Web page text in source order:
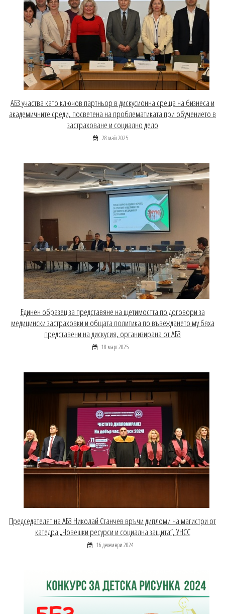
АБЗ участва като ключов партньор в дискусионна среща на бизнеса и
академичните среди, посветена на проблематиката при обучението в
застраховане и социално дело
28 май 2025
Единен образец за представяне на щетимостта по договори за
медицински застраховки и общата политика по въвеждането му бяха
представени на дискусия, организирана от АБЗ
18 март 2025
Председателят на АБЗ Николай Станчев връчи дипломи на магистри от
катедра „Човешки ресурси и социална защита“, УНСС
16 декември 2024